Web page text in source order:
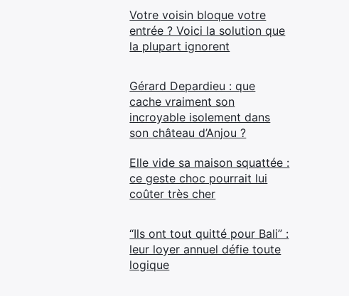
Votre voisin bloque votre
entrée ? Voici la solution que
la plupart ignorent
Gérard Depardieu : que
cache vraiment son
incroyable isolement dans
son château d’Anjou ?
Elle vide sa maison squattée :
ce geste choc pourrait lui
coûter très cher
“Ils ont tout quitté pour Bali” :
leur loyer annuel défie toute
logique